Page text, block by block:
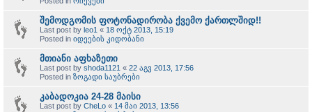
შემოდგომის ფოტონადირობა ქვემო ქართლშიდ!!
Last post by leo1 « 18 ოქტ 2013, 15:19
Posted in იდეების კიდობანი
მთიანი აფხაზეთი
Last post by shoda1121 « 22 აგვ 2013, 17:56
Posted in ზოგადი საუბრები
კაბადოკია 24-28 მაისი
Last post by CheLo « 14 მაი 2013, 13:56